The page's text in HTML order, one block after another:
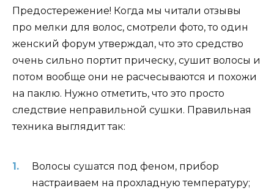
Предостережение! Когда мы читали отзывы
про мелки для волос, смотрели фото, то один
женский форум утверждал, что это средство
очень сильно портит прическу, сушит волосы и
потом вообще они не расчесываются и похожи
на паклю. Нужно отметить, что это просто
следствие неправильной сушки. Правильная
техника выглядит так:
Волосы сушатся под феном, прибор
настраиваем на прохладную температуру;